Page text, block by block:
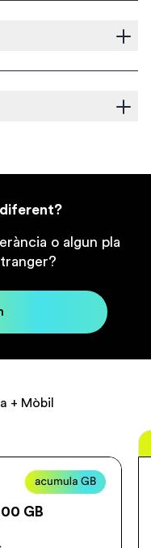
o algun pla
+ Mòbil
GB